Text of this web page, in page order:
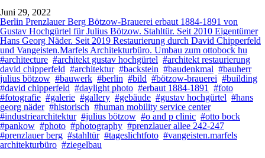
Juni 29, 2022
Berlin Prenzlauer Berg Bötzow-Brauerei erbaut 1884-1891 von
Gustav Hochgürtel für Julius Bötzow. Stahltür. Seit 2010 Eigentümer
Hans Georg Näder. Seit 2019 Restaurierung durch David Chipperfeld
und Vangeisten.Marfels Architekturbüro. Umbau zum ottobock hu
#architecture #architekt gustav hochgürtel #architekt restaurierung
david chipperfeld #architektur #backstein #baudenkmal #bauherr
julius bötzow #bauwerk #berlin #bild #bötzow-brauerei #building
#david chipperfeld #daylight photo #erbaut 1884-1891
#foto
#fotografie #galerie #gallery #gebäude #gustav hochgürtel #hans
georg näder #historisch #human mobility service center
#industriearchitektur #julius bötzow #o and p clinic #otto bock
#pankow #photo #photography #prenzlauer allee 242-247
#prenzlauer berg #stahltür #tageslichtfoto #vangeisten.marfels
architekturbüro #ziegelbau